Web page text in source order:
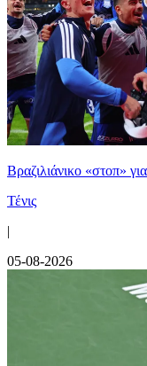
Βραζιλιάνικο «στοπ»
Τένις
|
05-08-2026